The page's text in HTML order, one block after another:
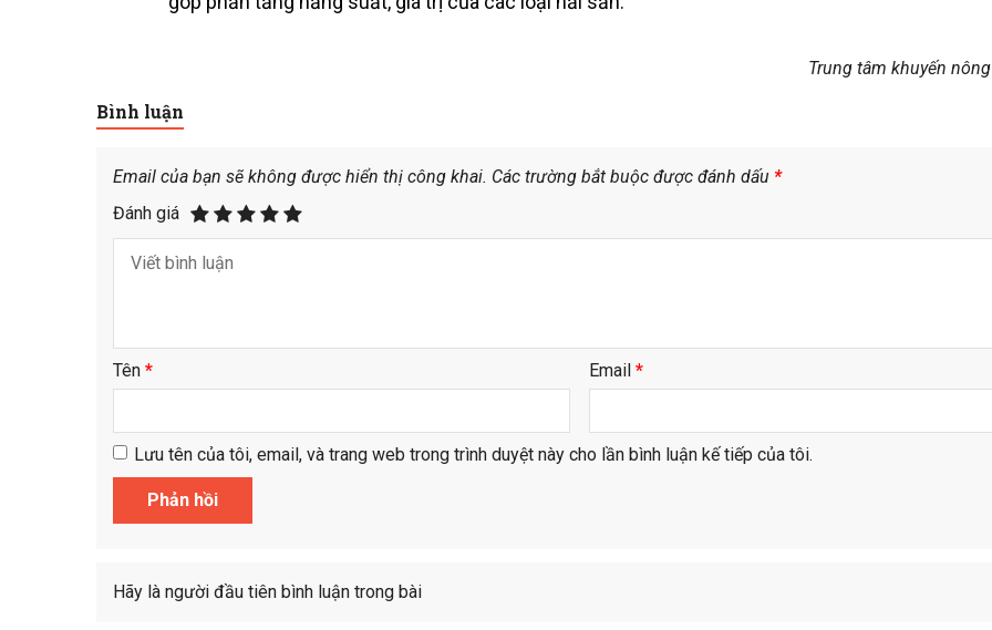
Trung tâm khuyến
Bình luận
Email của bạn sẽ không được hiển thị công khai. Các trường bắt buộc được đánh dấu *
Đánh giá
Tên * Email*
Lưu tên của tôi, email, và trang web trong trình duyệt này cho lần bình luận kế tiếp của tôi.
Hãy là người đầu tiên bình luận trong bài